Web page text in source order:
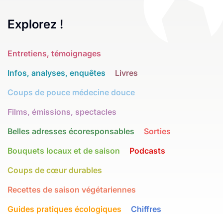
Explorez !
Entretiens, témoignages
Infos, analyses, enquêtes
Livres
Coups de pouce médecine douce
Films, émissions, spectacles
Belles adresses écoresponsables
Sorties
Bouquets locaux et de saison
Podcasts
Coups de cœur durables
Recettes de saison végétariennes
Guides pratiques écologiques
Chiffres